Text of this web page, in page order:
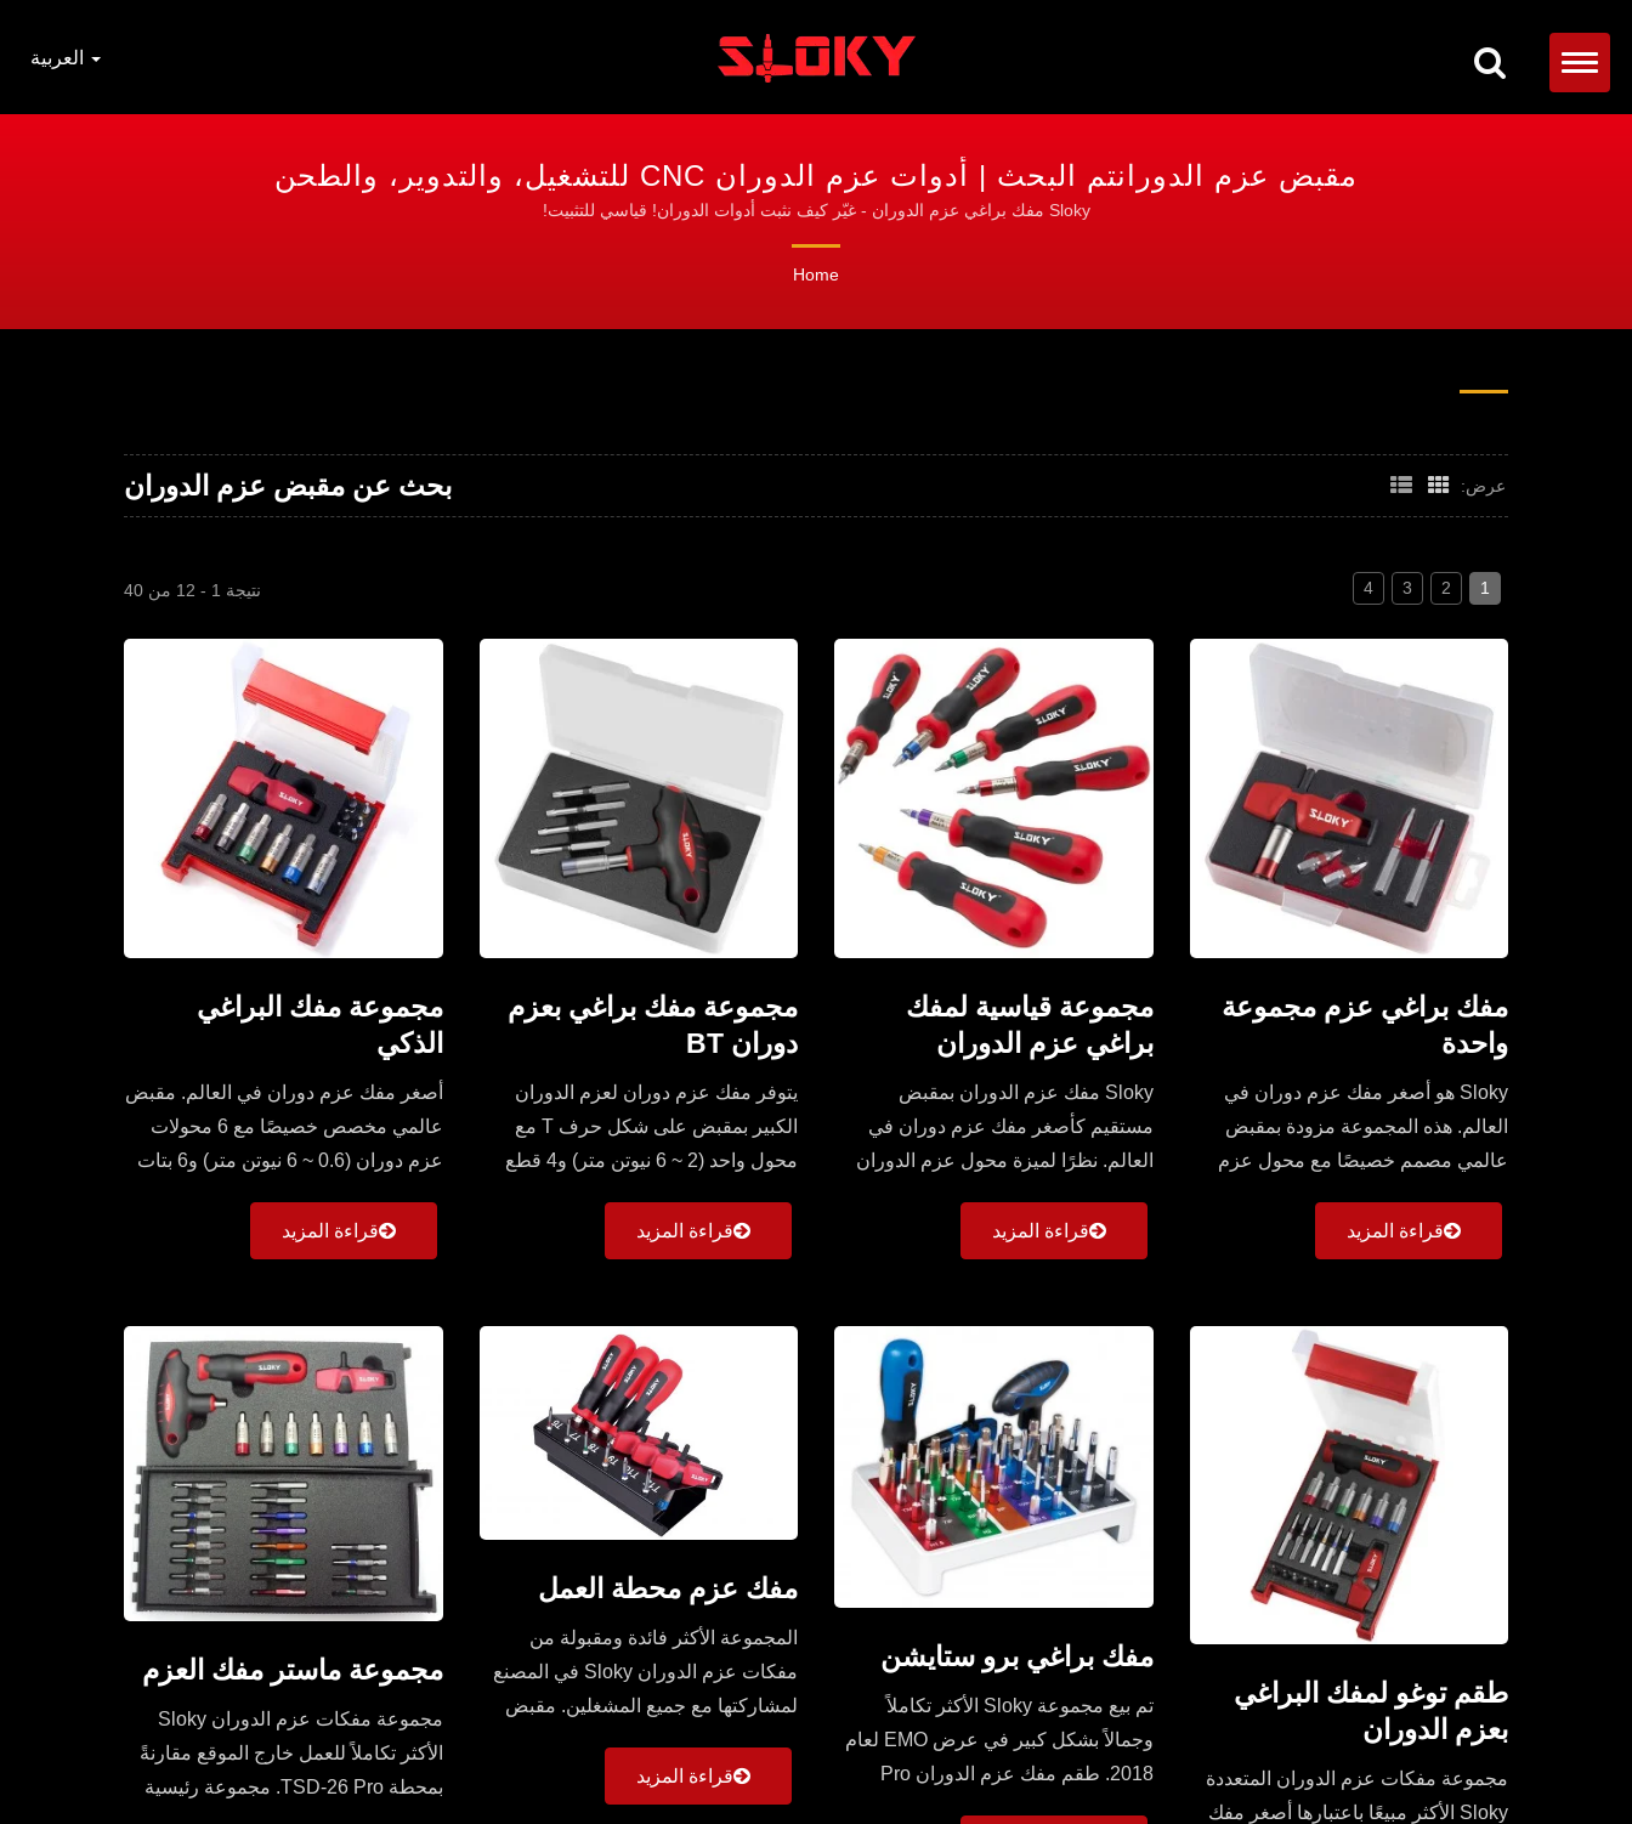
مقبض عزم الدورانتم البحث | أدوات عزم الدوران CNC للتشغيل، والتدوير، والطحن
Sloky مفك براغي عزم الدوران - غيّر كيف نثبت أدوات الدوران! قياسي للتثبيت!
Home
بحث عن مقبض عزم الدوران عرض:
نتيجة 1 - 12 من 40 1
2
3
4
مفك براغي عزم مجموعة
واحدة
Sloky هو أصغر مفك عزم دوران في
العالم. هذه المجموعة مزودة بمقبض
عالمي مصمم خصيصًا مع محول عزم
قراءة المزيد
مجموعة قياسية لمفك
براغي عزم الدوران
Sloky مفك عزم الدوران بمقبض
مستقيم كأصغر مفك عزم دوران في
العالم. نظرًا لميزة محول عزم الدوران
قراءة المزيد
مجموعة مفك براغي بعزم
دوران BT
يتوفر مفك عزم دوران لعزم الدوران
الكبير بمقبض على شكل حرف T مع
محول واحد (2 ~ 6 نيوتن متر) و4 قطع
قراءة المزيد
مجموعة مفك البراغي
الذكي
أصغر مفك عزم دوران في العالم. مقبض
عالمي مخصص خصيصًا مع 6 محولات
عزم دوران (0.6 ~ 6 نيوتن متر) و6 بتات
قراءة المزيد
طقم توغو لمفك البراغي
بعزم الدوران
مجموعة مفكات عزم الدوران المتعددة
Sloky الأكثر مبيعًا باعتبارها أصغر مفك
مفك براغي برو ستايشن
تم بيع مجموعة Sloky الأكثر تكاملاً
وجمالاً بشكل كبير في عرض EMO لعام
2018. طقم مفك عزم الدوران Pro
مفك عزم محطة العمل
المجموعة الأكثر فائدة ومقبولة من
مفكات عزم الدوران Sloky في المصنع
لمشاركتها مع جميع المشغلين. مقبض
قراءة المزيد
مجموعة ماستر مفك العزم
مجموعة مفكات عزم الدوران Sloky
الأكثر تكاملاً للعمل خارج الموقع مقارنةً
بمحطة TSD-26 Pro. مجموعة رئيسية